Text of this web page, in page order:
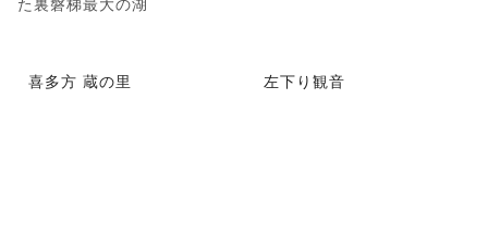
喜多方 蔵の里 左下り観音